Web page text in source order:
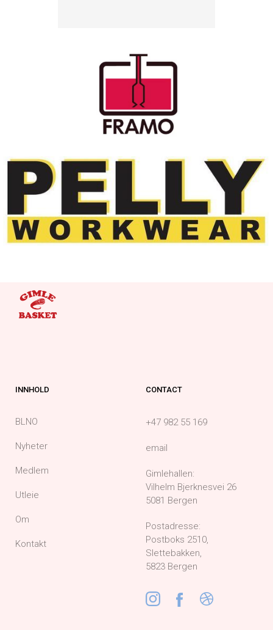
INNHOLD
BLNO
Nyheter
Medlem
Utleie
Om
Kontakt
CONTACT
+47 982 55 169
email
Gimlehallen:
Vilhelm Bjerknesvei 26
5081 Bergen
Postadresse:
Postboks 2510,
Slettebakken,
5823 Bergen